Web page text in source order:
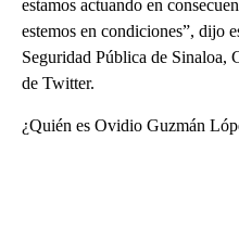
estamos actuando en
estemos en condiciones”, dijo
Seguridad Pública de Sinaloa,
de Twitter.
¿Quién es Ovidio Guzmán